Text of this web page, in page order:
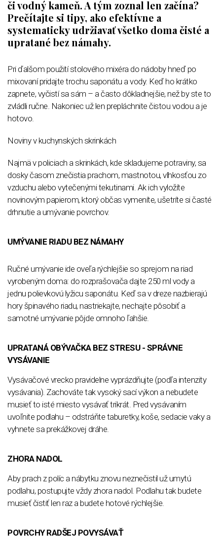
či vodný kameň. A tým zoznal len začína?
Prečítajte si tipy, ako efektívne a
systematicky udržiavať všetko doma čisté a
upratané bez námahy.
Pri ďalšom použití stolového mixéra do nádoby hneď po
mixovaní pridajte trochu saponátu a vody. Keď ho krátko
zapnete, vyčistí sa sám – a často dôkladnejšie, než by ste to
zvládli ručne. Nakoniec už len prepláchnite čistou vodou a je
hotovo.
Noviny v kuchynských skrinkách
Najmä v policiach a skrinkách, kde skladujeme potraviny, sa
dosky časom znečistia prachom, mastnotou, vlhkosťou zo
vzduchu alebo vytečenými tekutinami. Ak ich vyložíte
novinovým papierom, ktorý občas vymeníte, ušetríte si časté
drhnutie a umývanie povrchov.
UMÝVANIE RIADU BEZ NÁMAHY
Ručné umývanie ide oveľa rýchlejšie so sprejom na riad
vyrobeným doma: do rozprašovača dajte 250 ml vody a
jednu polievkovú lyžicu saponátu. Keď sa v dreze nazbierajú
hory špinavého riadu, nastriekajte, nechajte pôsobiť a
samotné umývanie pôjde omnoho ľahšie.
UPRATANÁ OBÝVAČKA BEZ STRESU - SPRÁVNE
VYSÁVANIE
Vysávačové vrecko pravidelne vyprázdňujte (podľa intenzity
vysávania). Zachováte tak vysoký sací výkon a nebudete
musieť to isté miesto vysávať trikrát. Pred vysávaním
uvoľnite podlahu – odstráňte taburetky, koše, sedacie vaky a
vyhnete sa prekážkovej dráhe.
ZHORA NADOL
Aby prach z políc a nábytku znovu neznečistil už umytú
podlahu, postupujte vždy zhora nadol. Podlahu tak budete
musieť čistiť len raz a budete hotové rýchlejšie.
POVRCHY RADŠEJ POVYSÁVAŤ